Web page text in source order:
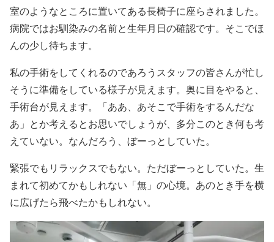
室のようなところに置いてある長椅子に座らされました。
病院ではお馴染みの名前と生年月日の確認です。そこでほ
んの少し待ちます。
私の手術をしてくれるのであろうスタッフの皆さんが忙し
そうに準備をしている様子が見えます。奥に目をやると、
手術台が見えます。「ああ、あそこで手術をするんだな
あ」とか考えるとお思いでしょうが、多分このとき何も考
えていない。なんだろう、ぼーっとしていた。
緊張でもリラックスでもない。ただぼーっとしていた。生
まれて初めてかもしれない「無」の心境。あのとき手を横
に広げたら飛べたかもしれない。